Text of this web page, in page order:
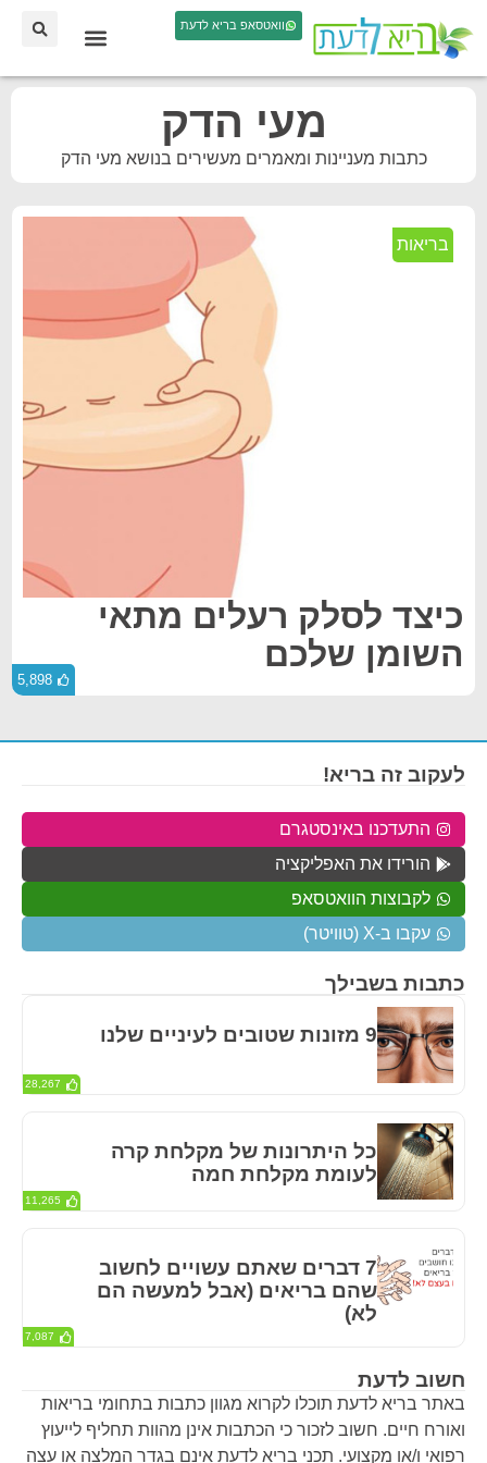
וואטסאפ בריא לדעת
מעי הדק
כתבות מעניינות ומאמרים מעשירים בנושא מעי הדק
בריאות
כיצד לסלק רעלים מתאי
השומן שלכם
5,898
חשוב לדעת
באתר בריא לדעת תוכלו לקרוא מגוון כתבות בתחומי בריאות
ואורח חיים. חשוב לזכור כי הכתבות אינן מהוות תחליף לייעוץ
רפואי ו/או מקצועי. תכני בריא לדעת אינם בגדר המלצה או עצה
כתבות בשבילך
9 מזונות שטובים לעיניים שלנו
28,267
כל היתרונות של מקלחת קרה
לעומת מקלחת חמה
11,265
7 דברים שאתם עשויים לחשוב
שהם בריאים (אבל למעשה הם
לא)
7,087
לעקוב זה בריא!
התעדכנו באינסטגרם
הורידו את האפליקציה
לקבוצות הוואטסאפ
עקבו ב-X (טוויטר)